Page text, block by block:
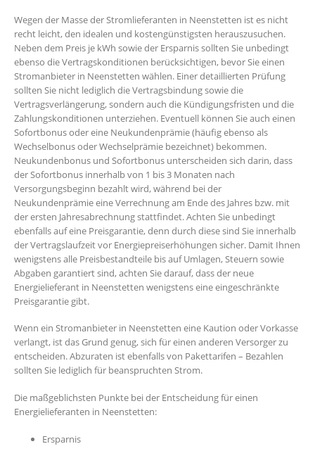
Wegen der Masse der Stromlieferanten in Neenstetten ist es nicht
recht leicht, den idealen und kostengünstigsten herauszusuchen.
Neben dem Preis je kWh sowie der Ersparnis sollten Sie unbedingt
ebenso die Vertragskonditionen berücksichtigen, bevor Sie einen
Stromanbieter in Neenstetten wählen. Einer detaillierten Prüfung
sollten Sie nicht lediglich die Vertragsbindung sowie die
Vertragsverlängerung, sondern auch die Kündigungsfristen und die
Zahlungskonditionen unterziehen. Eventuell können Sie auch einen
Sofortbonus oder eine Neukundenprämie (häufig ebenso als
Wechselbonus oder Wechselprämie bezeichnet) bekommen.
Neukundenbonus und Sofortbonus unterscheiden sich darin, dass
der Sofortbonus innerhalb von 1 bis 3 Monaten nach
Versorgungsbeginn bezahlt wird, während bei der
Neukundenprämie eine Verrechnung am Ende des Jahres bzw. mit
der ersten Jahresabrechnung stattfindet. Achten Sie unbedingt
ebenfalls auf eine Preisgarantie, denn durch diese sind Sie innerhalb
der Vertragslaufzeit vor Energiepreiserhöhungen sicher. Damit Ihnen
wenigstens alle Preisbestandteile bis auf Umlagen, Steuern sowie
Abgaben garantiert sind, achten Sie darauf, dass der neue
Energielieferant in Neenstetten wenigstens eine eingeschränkte
Preisgarantie gibt.
Wenn ein Stromanbieter in Neenstetten eine Kaution oder Vorkasse
verlangt, ist das Grund genug, sich für einen anderen Versorger zu
entscheiden. Abzuraten ist ebenfalls von Pakettarifen – Bezahlen
sollten Sie lediglich für beanspruchten Strom.
Die maßgeblichsten Punkte bei der Entscheidung für einen
Energielieferanten in Neenstetten:
Ersparnis